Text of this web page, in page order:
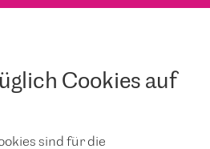
Cookies auf
sind für die